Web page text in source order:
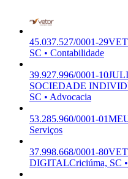
45.037.527/0001-29
SC • Contabilidade
39.927.996/0001-10
SOCIEDADE
SC • Advocacia
53.285.960/0001-01
Serviços
37.998.668/0001-80
DIGITALCriciúma, SC